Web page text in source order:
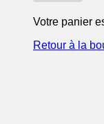
Votre panier
Retour à la